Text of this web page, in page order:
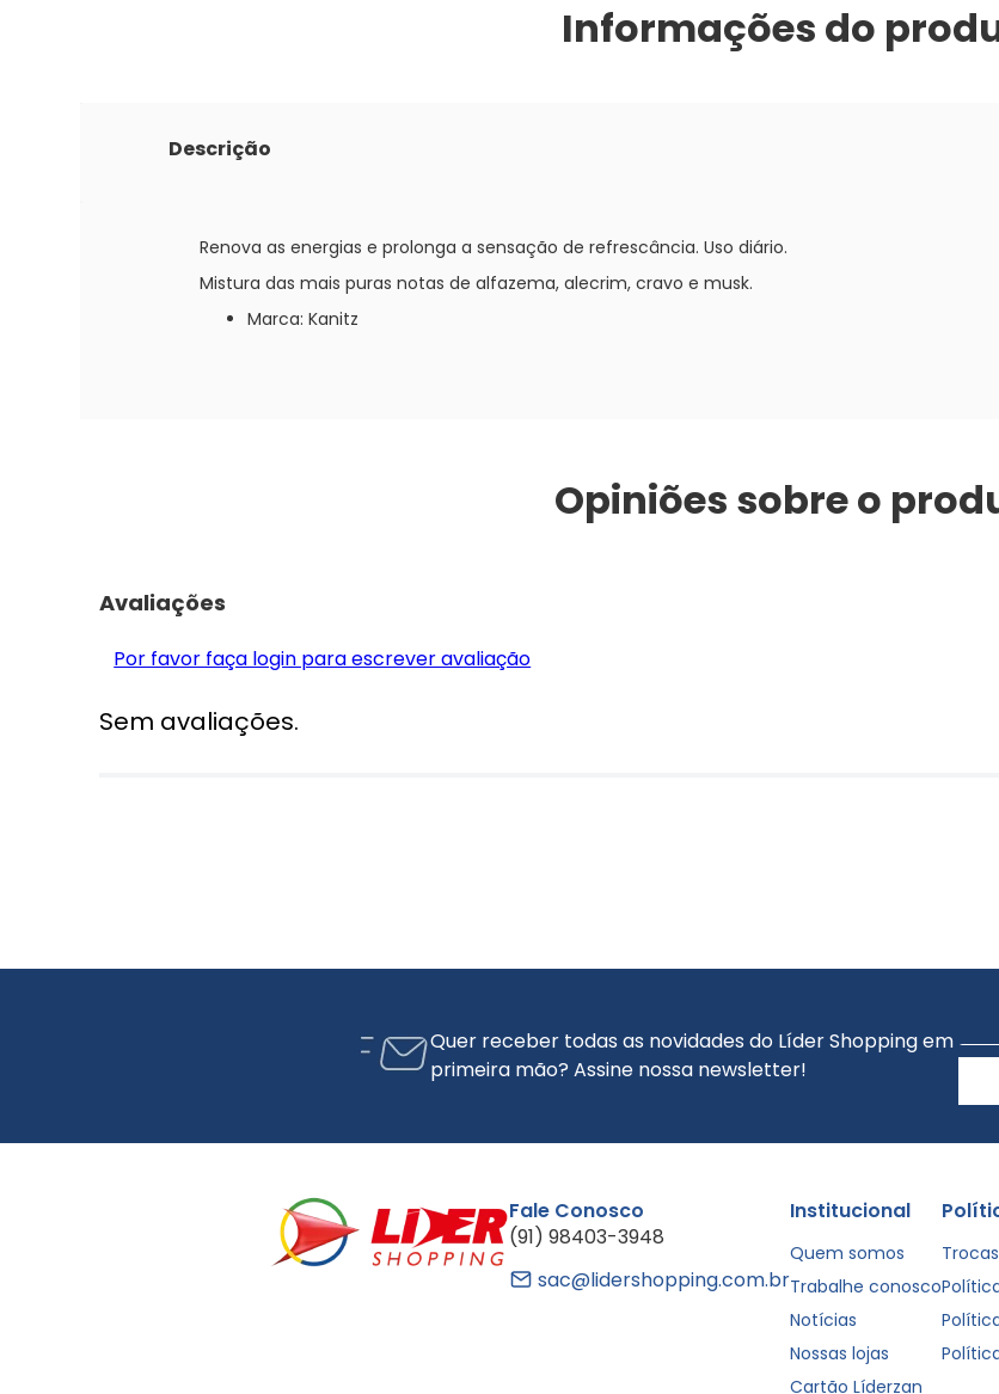
Informações do
Descrição
Renova as energias e prolonga a sensação de refrescância. Uso diário.
Mistura das mais puras notas de alfazema, alecrim, cravo e musk.
Marca: Kanitz
Opiniões sobre o
Avaliações
Por favor faça login para escrever avaliação
Sem avaliações.
Quer receber todas as novidades do Líder Shopping em
primeira mão? Assine nossa newsletter!
Fale Conosco
(91) 98403-3948
sac@lidershopping.com.br
Institucional
Quem somos
Trabalhe conosco
Notícias
Nossas lojas
Cartão Líderzan